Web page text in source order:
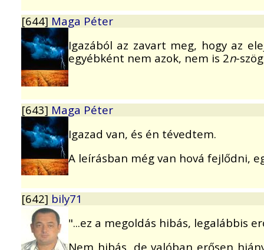
[644] Maga Péter
Igazából az zavart meg, hogy az
egyébként nem azok, nem is 2n-
[643] Maga Péter
Igazad van, és én tévedtem.
A leírásban még van hová fejlődni,
[642] bily71
"...ez a megoldás hibás, legalábbis
Nem hibás, de valóban erősen